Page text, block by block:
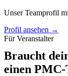
Unser Teamprofil
Profil ansehen →
Für Veranstalter
Braucht
einen